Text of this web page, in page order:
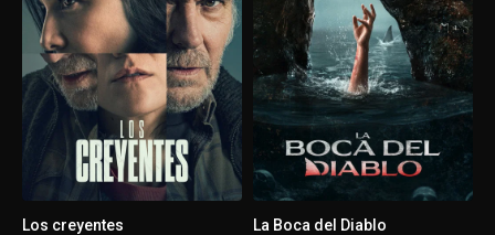
Los creyentes La Boca del Diablo